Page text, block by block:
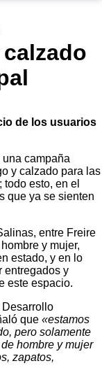
de los usuarios
campaña
y calzado para las
esto, en el
que ya se sienten
entre Freire
y mujer,
estado, y en lo
entregados y
este espacio.
que «estamos
pero solamente
hombre y mujer
zapatos,